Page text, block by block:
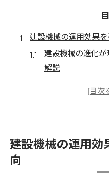
建設機械の運用効果
建設機械の進化
解説
最新の建設機械
ICT建設機械等認
建設機械自動化
建設機械の運用効
向